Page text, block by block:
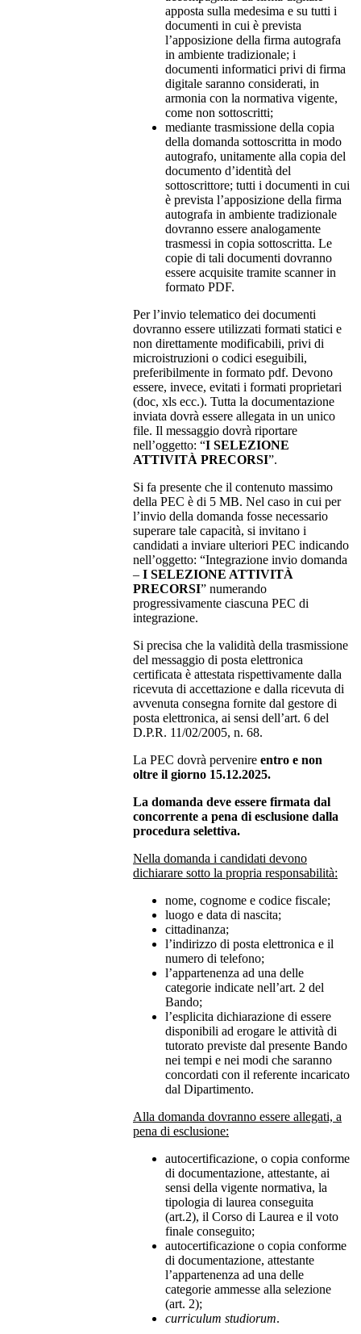
apposta sulla medesima e su tutti i
documenti in cui è prevista
l’apposizione della firma autografa
in ambiente tradizionale; i
documenti informatici privi di firma
digitale saranno considerati, in
armonia con la normativa vigente,
come non sottoscritti;
mediante trasmissione della copia
della domanda sottoscritta in modo
autografo, unitamente alla copia del
documento d’identità del
sottoscrittore; tutti i documenti in cui
è prevista l’apposizione della firma
autografa in ambiente tradizionale
dovranno essere analogamente
trasmessi in copia sottoscritta. Le
copie di tali documenti dovranno
essere acquisite tramite scanner in
formato PDF.
Per l’invio telematico dei documenti
dovranno essere utilizzati formati statici e
non direttamente modificabili, privi di
microistruzioni o codici eseguibili,
preferibilmente in formato pdf. Devono
essere, invece, evitati i formati proprietari
(doc, xls ecc.). Tutta la documentazione
inviata dovrà essere allegata in un unico
file. Il messaggio dovrà riportare
nell’oggetto: “I SELEZIONE
ATTIVITÀ PRECORSI”.
Si fa presente che il contenuto massimo
della PEC è di 5 MB. Nel caso in cui per
l’invio della domanda fosse necessario
superare tale capacità, si invitano i
candidati a inviare ulteriori PEC indicando
nell’oggetto: “Integrazione invio domanda
– I SELEZIONE ATTIVITÀ
PRECORSI” numerando
progressivamente ciascuna PEC di
integrazione.
Si precisa che la validità della trasmissione
del messaggio di posta elettronica
certificata è attestata rispettivamente dalla
ricevuta di accettazione e dalla ricevuta di
avvenuta consegna fornite dal gestore di
posta elettronica, ai sensi dell’art. 6 del
D.P.R. 11/02/2005, n. 68.
La PEC dovrà pervenire entro e non
oltre il giorno 15.12.2025.
La domanda deve essere firmata dal
concorrente a pena di esclusione dalla
procedura selettiva.
Nella domanda i candidati devono
dichiarare sotto la propria responsabilità:
nome, cognome e codice fiscale;
luogo e data di nascita;
cittadinanza;
l’indirizzo di posta elettronica e il
numero di telefono;
l’appartenenza ad una delle
categorie indicate nell’art. 2 del
Bando;
l’esplicita dichiarazione di essere
disponibili ad erogare le attività di
tutorato previste dal presente Bando
nei tempi e nei modi che saranno
concordati con il referente incaricato
dal Dipartimento.
Alla domanda dovranno essere allegati, a
pena di esclusione:
autocertificazione, o copia conforme
di documentazione, attestante, ai
sensi della vigente normativa, la
tipologia di laurea conseguita
(art.2), il Corso di Laurea e il voto
finale conseguito;
autocertificazione o copia conforme
di documentazione, attestante
l’appartenenza ad una delle
categorie ammesse alla selezione
(art. 2);
curriculum studiorum.